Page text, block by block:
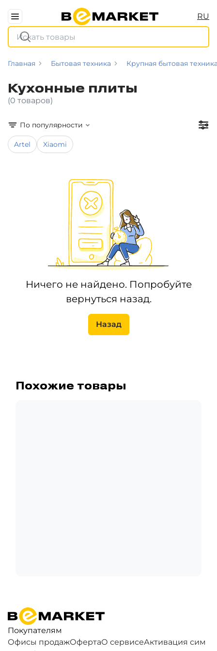
RU
Главная Бытовая техника Крупная бытовая
Кухонные плиты
(0 товаров)
По популярности
Artel Xiaomi
Ничего не найдено. Попробуйте
вернуться назад.
Назад
Похожие товары
Покупателям
Офисы продажОфертаО сервисеАктивация сим